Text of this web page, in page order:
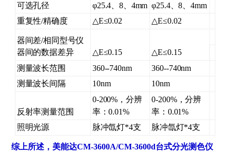
可选孔径 φ25.4、8、4mm φ25.4、8、4mm
重复性/精确度
△E≤0.02 △E≤0.02
器间差/相同型号仪
器间的数据差异
△E≤0.15
△E≤0.15
测量波长范围
360--740nm 360--740nm
测量波长间隔 10nm 10nm
反射率测量范围
0-200%，分辨
率：0.01%
0-200%，分辨
率：0.01%
照明光源 脉冲氙灯*4支 脉冲氙灯*4支
综上所述， 美能达CM-3600A/CM-3600d台式分光测色仪